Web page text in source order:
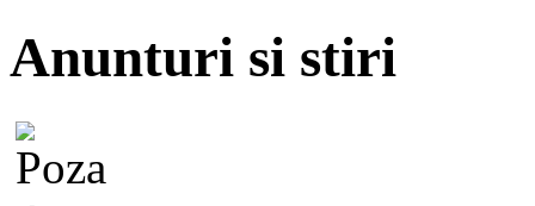
Anunturi si stiri